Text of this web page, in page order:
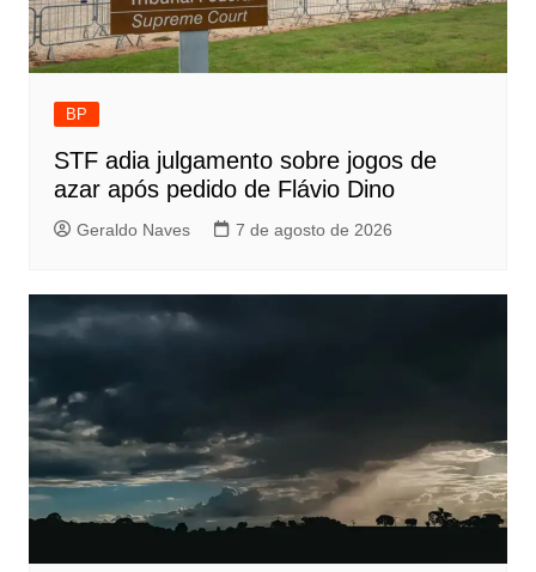
BP
STF adia julgamento sobre jogos de
azar após pedido de Flávio Dino
Geraldo Naves 7 de agosto de 2026